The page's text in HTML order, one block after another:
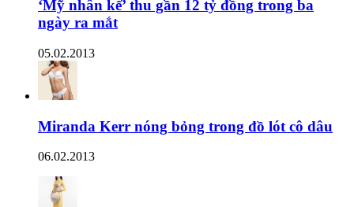
‘Mỹ nhân kế’ thu gần 12 tỷ đồng trong ba
ngày ra mắt
05.02.2013
Miranda Kerr nóng bỏng trong đồ lót cô dâu
06.02.2013